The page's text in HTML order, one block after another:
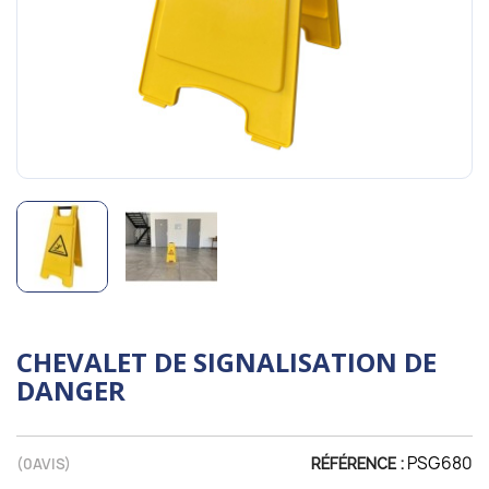
CHEVALET DE SIGNALISATION DE
DANGER
(0AVIS) RÉFÉRENCE : PSG680